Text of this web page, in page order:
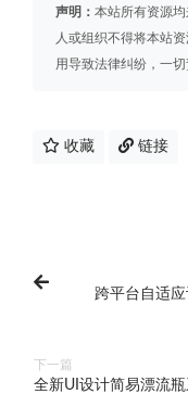
声明： 本站所有资源
人或组织不得将本站
用导致法律纠纷，一切
收藏 链接
跨平台自适
下一篇
全新UI设计简易漂流